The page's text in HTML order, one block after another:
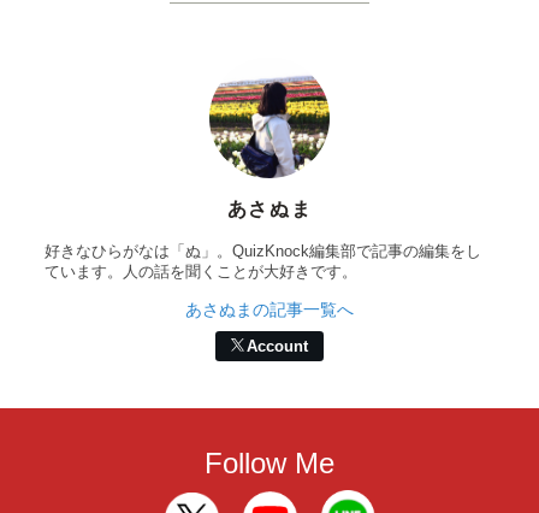
あさぬま
好きなひらがなは「ぬ」。QuizKnock編集部で記事の編集をし
ています。人の話を聞くことが大好きです。
あさぬまの記事一覧へ
Account
Follow Me